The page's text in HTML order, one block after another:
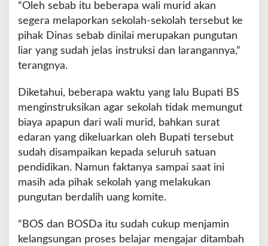
i
h
A
d
k
o
l
h
P
u
n
u
U
a
“Oleh sebab itu beberapa wali murid akan
segera melaporkan sekolah-sekolah tersebut ke
pihak Dinas sebab dinilai merupakan pungutan
liar yang sudah jelas instruksi dan larangannya,”
terangnya.
Diketahui, beberapa waktu yang lalu Bupati BS
menginstruksikan agar sekolah tidak memungut
biaya apapun dari wali murid, bahkan surat
edaran yang dikeluarkan oleh Bupati tersebut
sudah disampaikan kepada seluruh satuan
pendidikan. Namun faktanya sampai saat ini
masih ada pihak sekolah yang melakukan
pungutan berdalih uang komite.
“BOS dan BOSDa itu sudah cukup menjamin
kelangsungan proses belajar mengajar ditambah